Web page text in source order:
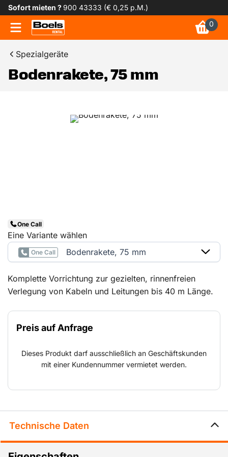
Sofort mieten ?900 43333 (€ 0,25 p.M.)
0
Spezialgeräte
Bodenrakete, 75 mm
One Call
Komplette Vorrichtung zur gezielten, rinnenfreien
Verlegung von Kabeln und Leitungen bis 40 m Länge.
anschließend mit einer Seilzugwinde gezogen werden.
Preis auf Anfrage
Dieses Produkt darf ausschließlich an Geschäftskunden
mit einer Kundennummer vermietet werden.
Eine Variante wählen
One Call Bodenrakete, 75 mm
Technische Daten